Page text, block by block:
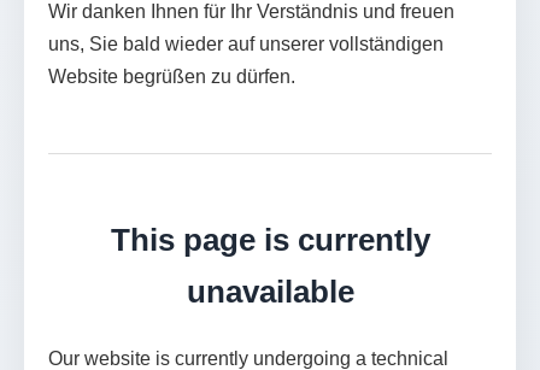
Wir danken Ihnen für Ihr Verständnis und freuen
uns, Sie bald wieder auf unserer vollständigen
Website begrüßen zu dürfen.
This page is currently
unavailable
Our website is currently undergoing a technical